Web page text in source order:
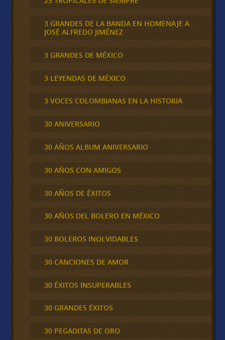
3 GRANDES DE LA BANDA EN HOMENAJE A
JOSÉ ALFREDO JIMÉNEZ
3 GRANDES DE MÉXICO
3 LEYENDAS DE MÉXICO
3 VOCES COLOMBIANAS EN LA HISTORIA
30 ANIVERSARIO
30 AÑOS ALBUM ANIVERSARIO
30 AÑOS CON AMIGOS
30 AÑOS DE ÉXITOS
30 AÑOS DEL BOLERO EN MÉXICO
30 BOLEROS INOLVIDABLES
30 CANCIONES DE AMOR
30 ÉXITOS INSUPERABLES
30 GRANDES ÉXITOS
30 PEGADITAS DE ORO